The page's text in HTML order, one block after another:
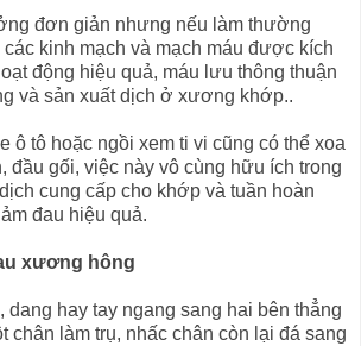
đơn giản nhưng nếu làm thường
kinh mạch và mạch máu được kích
động hiệu quả, máu lưu thông thuận
và sản xuất dịch ở xương khớp..
ô tô hoặc ngồi xem ti vi cũng có thể xoa
đầu gối, việc này vô cùng hữu ích trong
cung cấp cho khớp và tuần hoàn
đau hiệu quả.
xương hông
hay tay ngang sang hai bên thẳng
chân làm trụ, nhấc chân còn lại đá sang